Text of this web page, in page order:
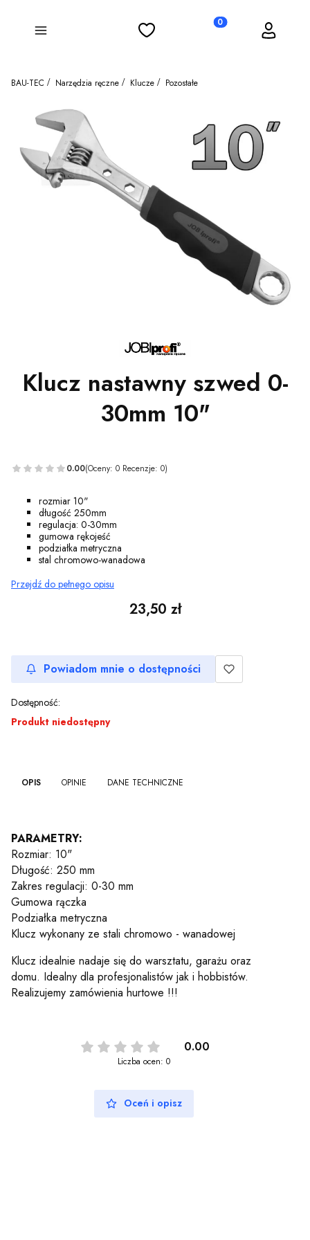
Menu Ulubione Produkty w koszyku:
Koszyk Zaloguj się
BAU-TEC Narzędzia ręczne Klucze Pozostałe
Klucz nastawny szwed 0-
30mm 10"
0.00(Oceny: 0 Recenzje: 0)
rozmiar 10"
długość 250mm
regulacja: 0-30mm
gumowa rękojeść
podziałka metryczna
stal chromowo-wanadowa
Przejdź do pełnego opisu
Cena
23,50 zł
Powiadom mnie o dostępności
Dostępność:
Produkt niedostępny
OPIS OPINIE DANE TECHNICZNE
PARAMETRY:
Rozmiar: 10"
Długość: 250 mm
Zakres regulacji: 0-30 mm
Gumowa rączka
Podziałka metryczna
Klucz wykonany ze stali chromowo - wanadowej
Klucz idealnie nadaje się do warsztatu, garażu oraz
domu. Idealny dla profesjonalistów jak i hobbistów.
Realizujemy zamówienia hurtowe !!!
0.00
Liczba ocen: 0
Oceń i opisz